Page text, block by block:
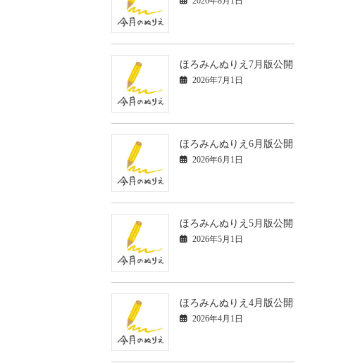
ほろみんぬりえ7月版公開
2026年7月1日
ほろみんぬりえ6月版公開
2026年6月1日
ほろみんぬりえ5月版公開
2026年5月1日
ほろみんぬりえ4月版公開
2026年4月1日